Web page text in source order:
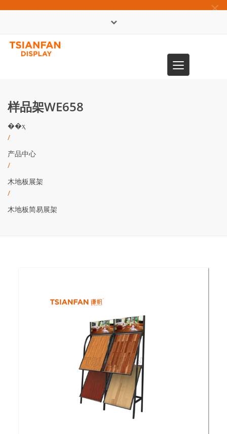
×
Toggle
navigation
样品架WE658
��ҳ
/
产品中心
/
木地板展架
/
木地板简易展架